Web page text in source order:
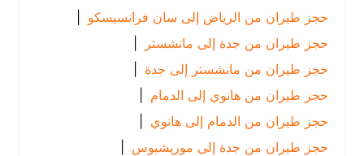
حجز طيران من الرياض إلى سان فرانسيسكو |
حجز طيران من جدة إلى مانشستر |
حجز طيران من مانشستر إلى جدة
حجز طيران من هانوي إلى الدمام
|
حجز طيران من الدمام إلى هانوي
|
حجز طيران من جدة إلى موريشيوس |